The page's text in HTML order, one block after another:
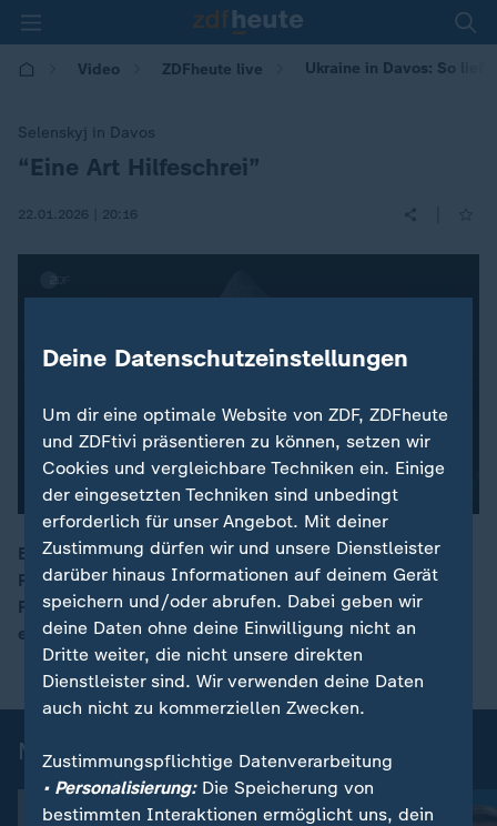
Video ZDFheute live Ukraine in Davos: So lief
Selenskyj in Davos
:“Eine Art Hilfeschrei”
22.01.2026 | 20:16
Es habe den Eindruck gemacht, dass der ukrainische
Präsident nach Davos zitiert worden sei, meint ZDF-
Reporter Hebestreit in Kiew. Seine Rede kam mit
einem deutlichen Appell an die Europäer.
Mehr aus ZDFheute live
Deine Datenschutzeinstellungen
Um dir eine optimale Website von ZDF, ZDFheute
und ZDFtivi präsentieren zu können, setzen wir
Cookies und vergleichbare Techniken ein. Einige
der eingesetzten Techniken sind unbedingt
erforderlich für unser Angebot. Mit deiner
Zustimmung dürfen wir und unsere Dienstleister
darüber hinaus Informationen auf deinem Gerät
speichern und/oder abrufen. Dabei geben wir
deine Daten ohne deine Einwilligung nicht an
Dritte weiter, die nicht unsere direkten
Dienstleister sind. Wir verwenden deine Daten
auch nicht zu kommerziellen Zwecken.
Zustimmungspflichtige Datenverarbeitung
• Personalisierung:Die Speicherung von
bestimmten Interaktionen ermöglicht uns, dein